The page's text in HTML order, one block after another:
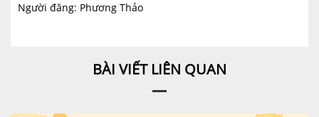
Người đăng: Phương Thảo
BÀI VIẾT LIÊN QUAN